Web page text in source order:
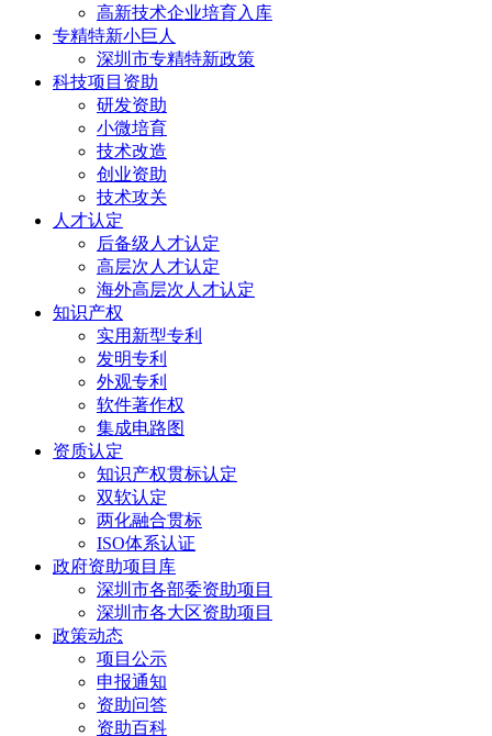
高新技术企业培育入库
专精特新小巨人
深圳市专精特新政策
科技项目资助
研发资助
小微培育
技术改造
创业资助
技术攻关
人才认定
后备级人才认定
高层次人才认定
海外高层次人才认定
知识产权
实用新型专利
发明专利
外观专利
软件著作权
集成电路图
资质认定
知识产权贯标认定
双软认定
两化融合贯标
ISO体系认证
政府资助项目库
深圳市各部委资助项目
深圳市各大区资助项目
政策动态
项目公示
申报通知
资助问答
资助百科